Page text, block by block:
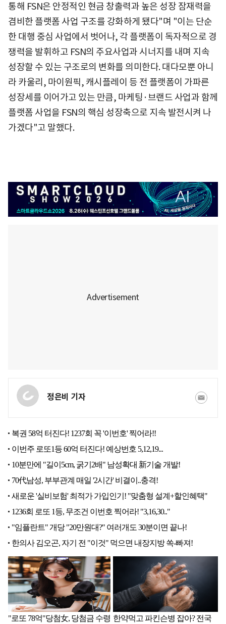
통해 FSN은 안정적인 현금 창출력과 높은 성장 잠재력을
겸비한 플랫폼 사업 구조를 강화하게 됐다"며 "이는 단순
한 대행 중심 사업에서 벗어나, 각 플랫폼이 독자적으로 경
쟁력을 발휘하고 FSN의 주요사업과 시너지를 내며 지속
성장할 수 있는 구조로의 변화를 의미한다. 대다모뿐 아니
라 카울리, 마이원픽, 캐시플레이 등 전 플랫폼이 가파른
성장세를 이어가고 있는 만큼, 마케팅·브랜드 사업과 함께
플랫폼 사업을 FSN의 핵심 성장축으로 지속 발전시켜 나
가겠다"고 말했다.
정은비 기자